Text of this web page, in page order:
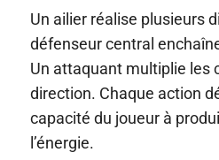
Un ailier réalise plusieurs
défenseur central
Un attaquant multiplie les
direction. Chaque action
capacité du joueur à
l’énergie.